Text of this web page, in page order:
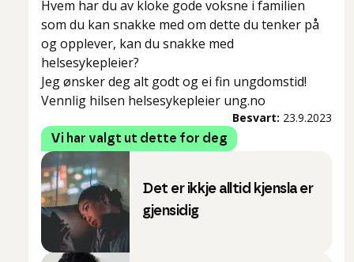
Hvem har du av kloke gode voksne i familien
som du kan snakke med om dette du tenker på
og opplever, kan du snakke med
helsesykepleier?
Jeg ønsker deg alt godt og ei fin ungdomstid!
Vennlig hilsen helsesykepleier ung.no
Besvart: 23.9.2023
Vi har valgt ut dette for deg
Det er ikkje alltid kjensla er
gjensidig